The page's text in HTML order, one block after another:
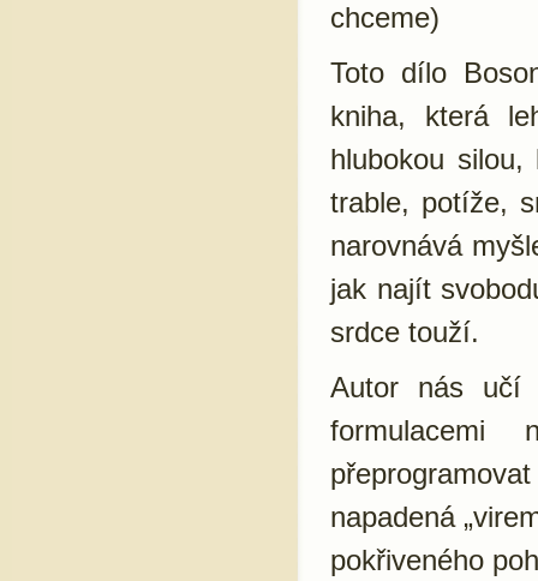
chceme)
Toto dílo
kniha, která
hlubokou
trable, potíže,
narovnává
jak najít
srdce touží.
Autor nás
napadená
pokřiveného